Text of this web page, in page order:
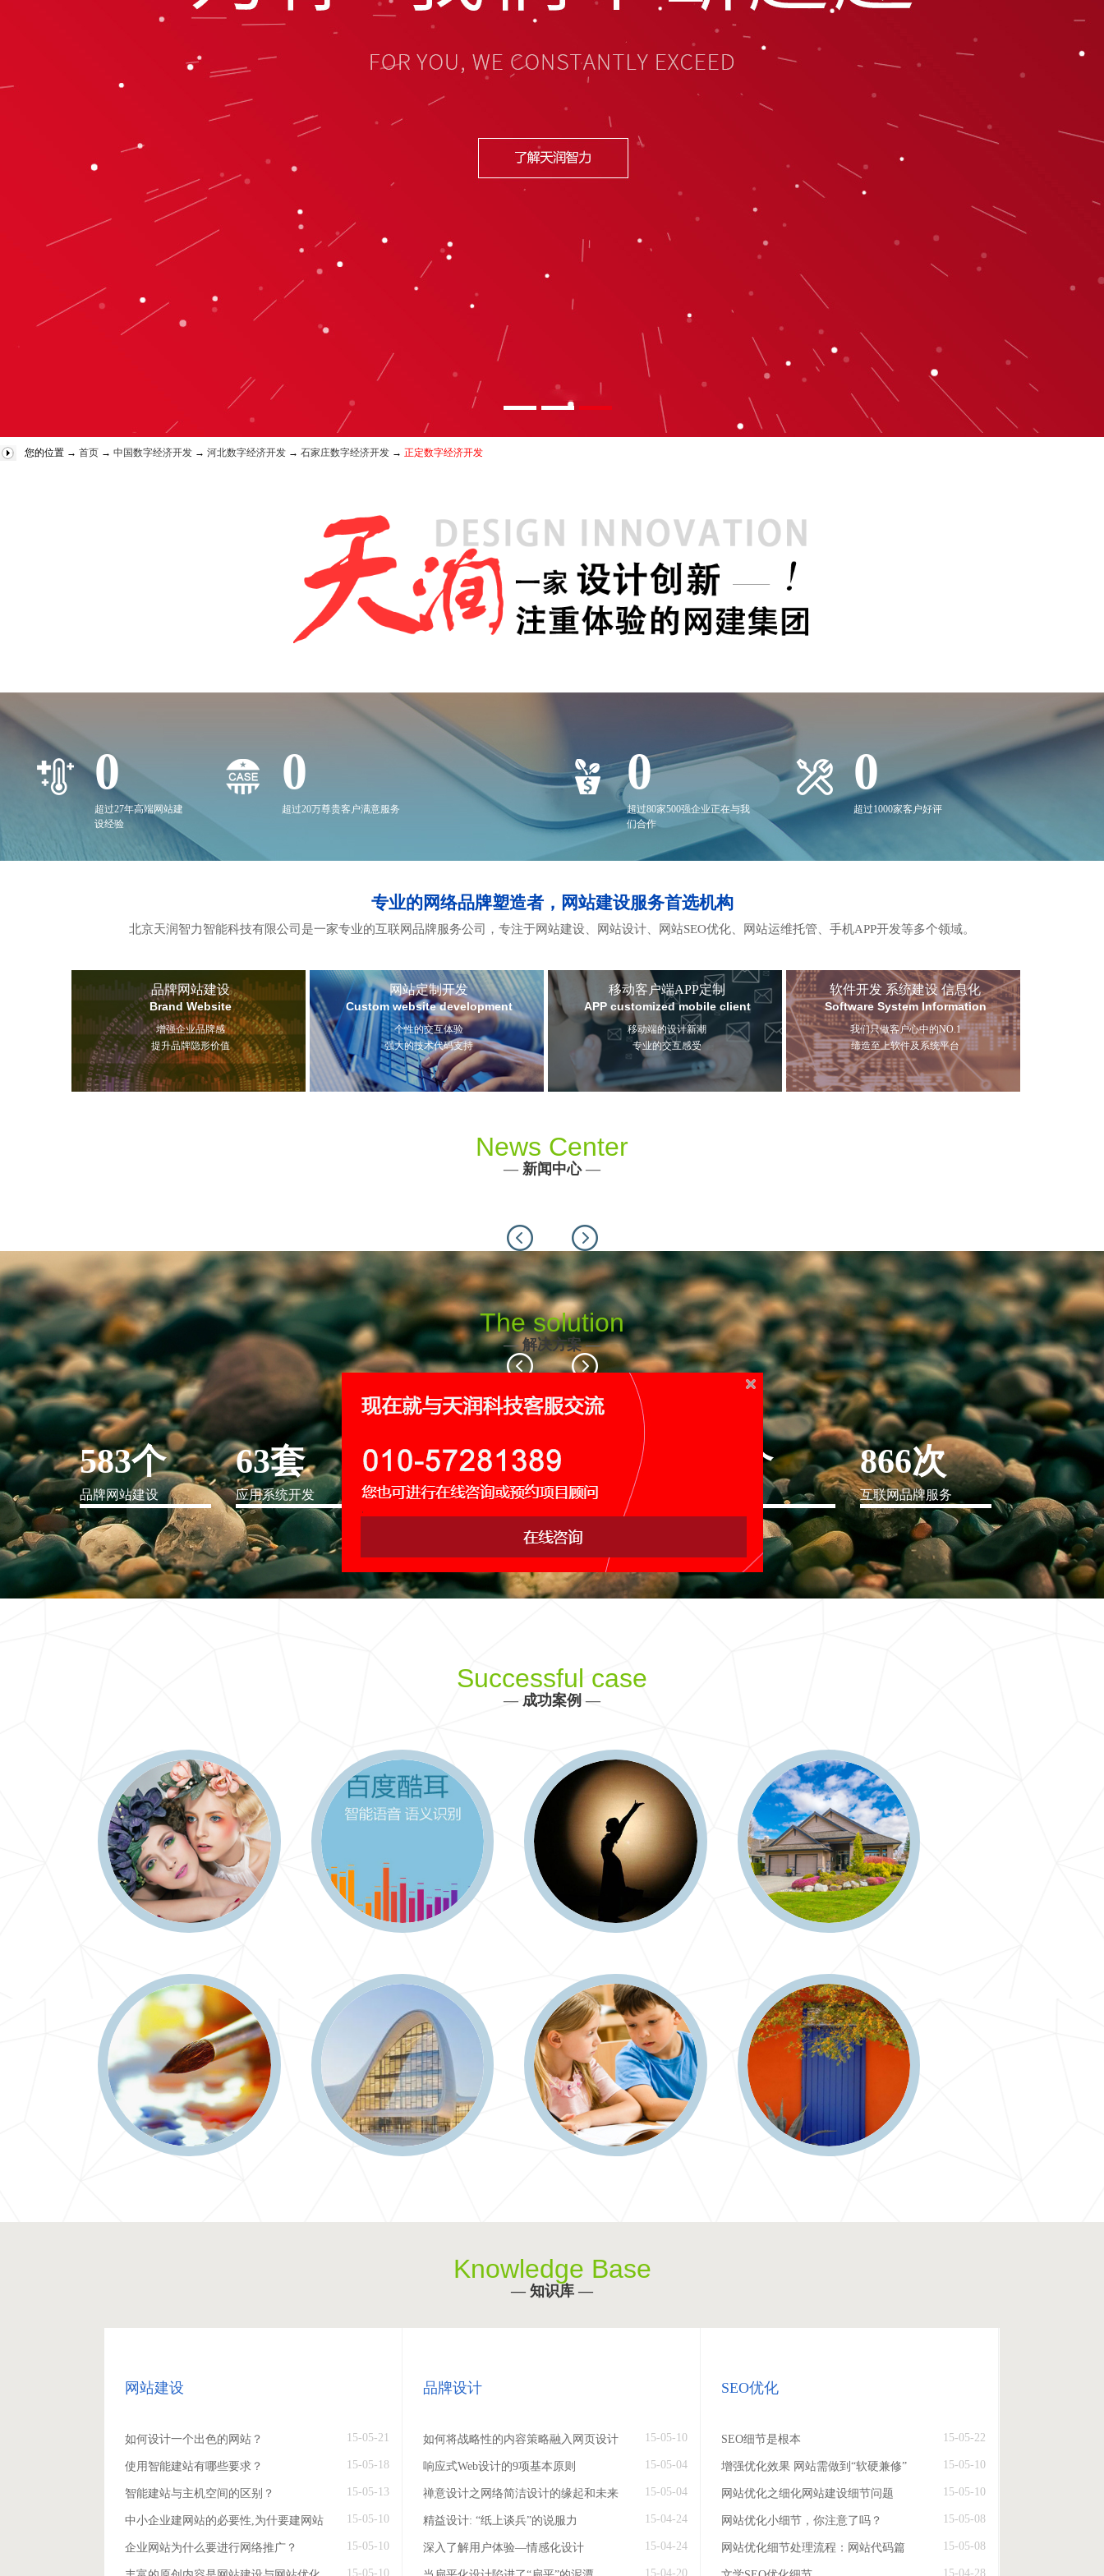
您的位置 → 首页 → 中国数字经济开发 → 河北数字经济开发 → 石家庄数字经济开发 → 正定数字经济开发
0
超过27年高端网站建
设经验
0
超过20万尊贵客户满意服务
0
超过80家500强企业正在与我
们合作
0
超过1000家客户好评
专业的网络品牌塑造者，网站建设服务首选机构
北京天润智力智能科技有限公司是一家专业的互联网品牌服务公司，专注于网站建设、网站设计、网站SEO优化、网站运维托管、手机APP开发等多个领域。
品牌网站建设
Brand Website
增强企业品牌感
提升品牌隐形价值
网站定制开发
Custom website development
个性的交互体验
强大的技术代码支持
移动客户端APP定制
APP customized mobile client
移动端的设计新潮
专业的交互感受
软件开发 系统建设 信息化
Software System Information
我们只做客户心中的NO.1
缔造至上软件及系统平台
News Center
— 新闻中心—
Previous Next
The solution
—解决方案—
IT行业解决方案
信息爆炸时代，信息传递是否做到更新、更全、更
快
软件行业解决方案
二十一世纪要么软件行业解决方案，要么无商可务
Previous Next
583个
品牌网站建设
63套
应用系统开发
116个
网站运维托管
19个
手机APP开发
95个 866次
互联网品牌服务
Successful case
— 成功案例 —
Knowledge Base
— 知识库 —
网站建设
如何设计一个出色的网站？ 15-05-21
使用智能建站有哪些要求？ 15-05-18
智能建站与主机空间的区别？ 15-05-13
中小企业建网站的必要性,为什要建网站 15-05-10
企业网站为什么要进行网络推广？ 15-05-10
15-05-10
品牌设计
如何将战略性的内容策略融入网页设计 15-05-10
响应式Web设计的9项基本原则 15-05-04
禅意设计之网络简洁设计的缘起和未来 15-05-04
精益设计: “纸上谈兵”的说服力 15-04-24
深入了解用户体验—情感化设计 15-04-24
15-04-20
SEO优化
SEO细节是根本 15-05-22
增强优化效果 网站需做到“软硬兼修” 15-05-10
网站优化之细化网站建设细节问题 15-05-10
网站优化小细节，你注意了吗？ 15-05-08
网站优化细节处理流程：网站代码篇 15-05-08
15-04-28